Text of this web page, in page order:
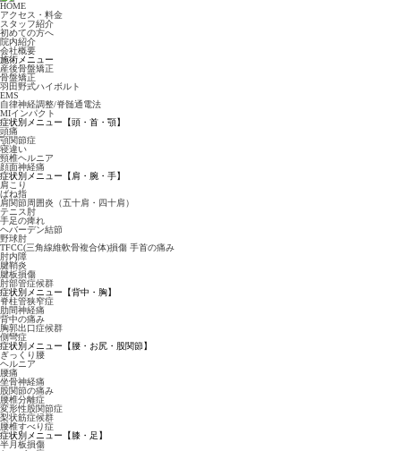
HOME
アクセス・料金
スタッフ紹介
初めての方へ
院内紹介
会社概要
施術メニュー
産後骨盤矯正
骨盤矯正
羽田野式ハイボルト
EMS
自律神経調整/脊髄通電法
MIインパクト
症状別メニュー【頭・首・顎】
頭痛
顎関節症
寝違い
頸椎ヘルニア
顔面神経痛
症状別メニュー【肩・腕・手】
肩こり
ばね指
肩関節周囲炎（五十肩・四十肩）
テニス肘
手足の痺れ
ヘバーデン結節
野球肘
TFCC(三角線維軟骨複合体)損傷 手首の痛み
肘内障
腱鞘炎
腱板損傷
肘部管症候群
症状別メニュー【背中・胸】
脊柱管狭窄症
肋間神経痛
背中の痛み
胸郭出口症候群
側彎症
症状別メニュー【腰・お尻・股関節】
ぎっくり腰
ヘルニア
腰痛
坐骨神経痛
股関節の痛み
腰椎分離症
変形性股関節症
梨状筋症候群
腰椎すべり症
症状別メニュー【膝・足】
半月板損傷